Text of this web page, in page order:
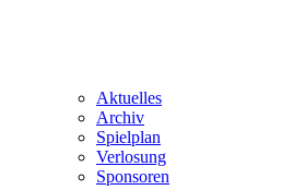
Aktuelles
Archiv
Spielplan
Verlosung
Sponsoren